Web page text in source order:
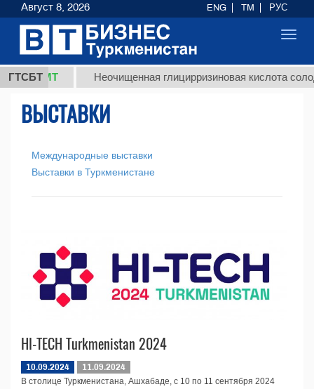
ГТСБТ Неочищенная глицирризиновая кислота
ВЫСТАВКИ
Международные выставки
Выставки в Туркменистане
HI-TECH Turkmenistan 2024
10.09.2024
11.09.2024
В столице Туркменистана, Ашхабаде, с 10 по 11 сентября 2024
Август 8, 2026 ENG TM РУС